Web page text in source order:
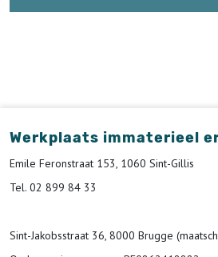
Werkplaats immaterieel
Emile Feronstraat 153, 1060 Sint-Gillis
Tel. 02 899 84 33
Sint-Jakobsstraat 36, 8000 Brugge